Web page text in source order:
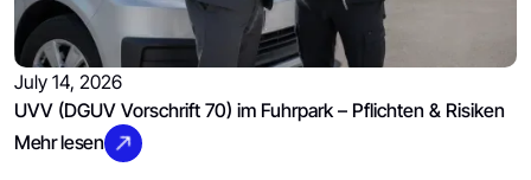
July 14, 2026
UVV (DGUV Vorschrift 70) im Fuhrpark – Pflichten & Risiken
Mehr lesen